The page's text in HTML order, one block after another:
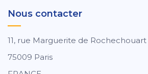
Nous contacter
11, rue Marguerite de Rochechouart
75009 Paris